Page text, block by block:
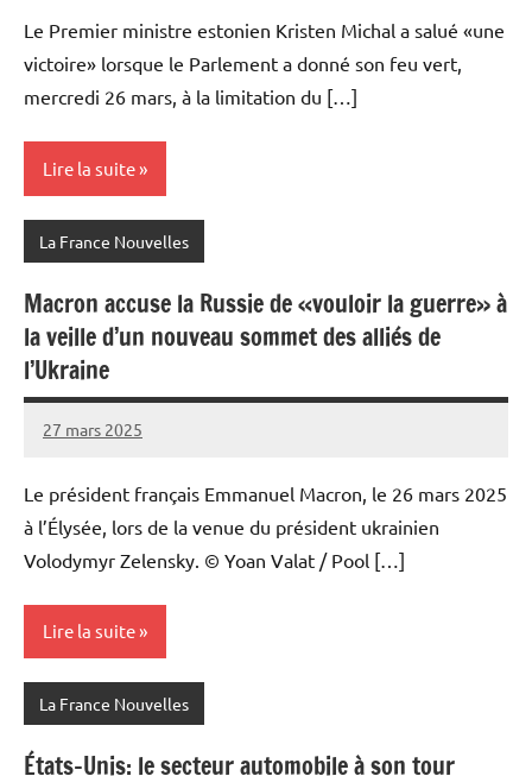
Le Premier ministre estonien Kristen Michal a salué «une
victoire» lorsque le Parlement a donné son feu vert,
mercredi 26 mars, à la limitation du […]
Lire la suite
La France Nouvelles
Macron accuse la Russie de «vouloir la guerre» à
la veille d’un nouveau sommet des alliés de
l’Ukraine
27 mars 2025
Admins
Le président français Emmanuel Macron, le 26 mars 2025
à l’Élysée, lors de la venue du président ukrainien
Volodymyr Zelensky. © Yoan Valat / Pool […]
Lire la suite
La France Nouvelles
États-Unis: le secteur automobile à son tour